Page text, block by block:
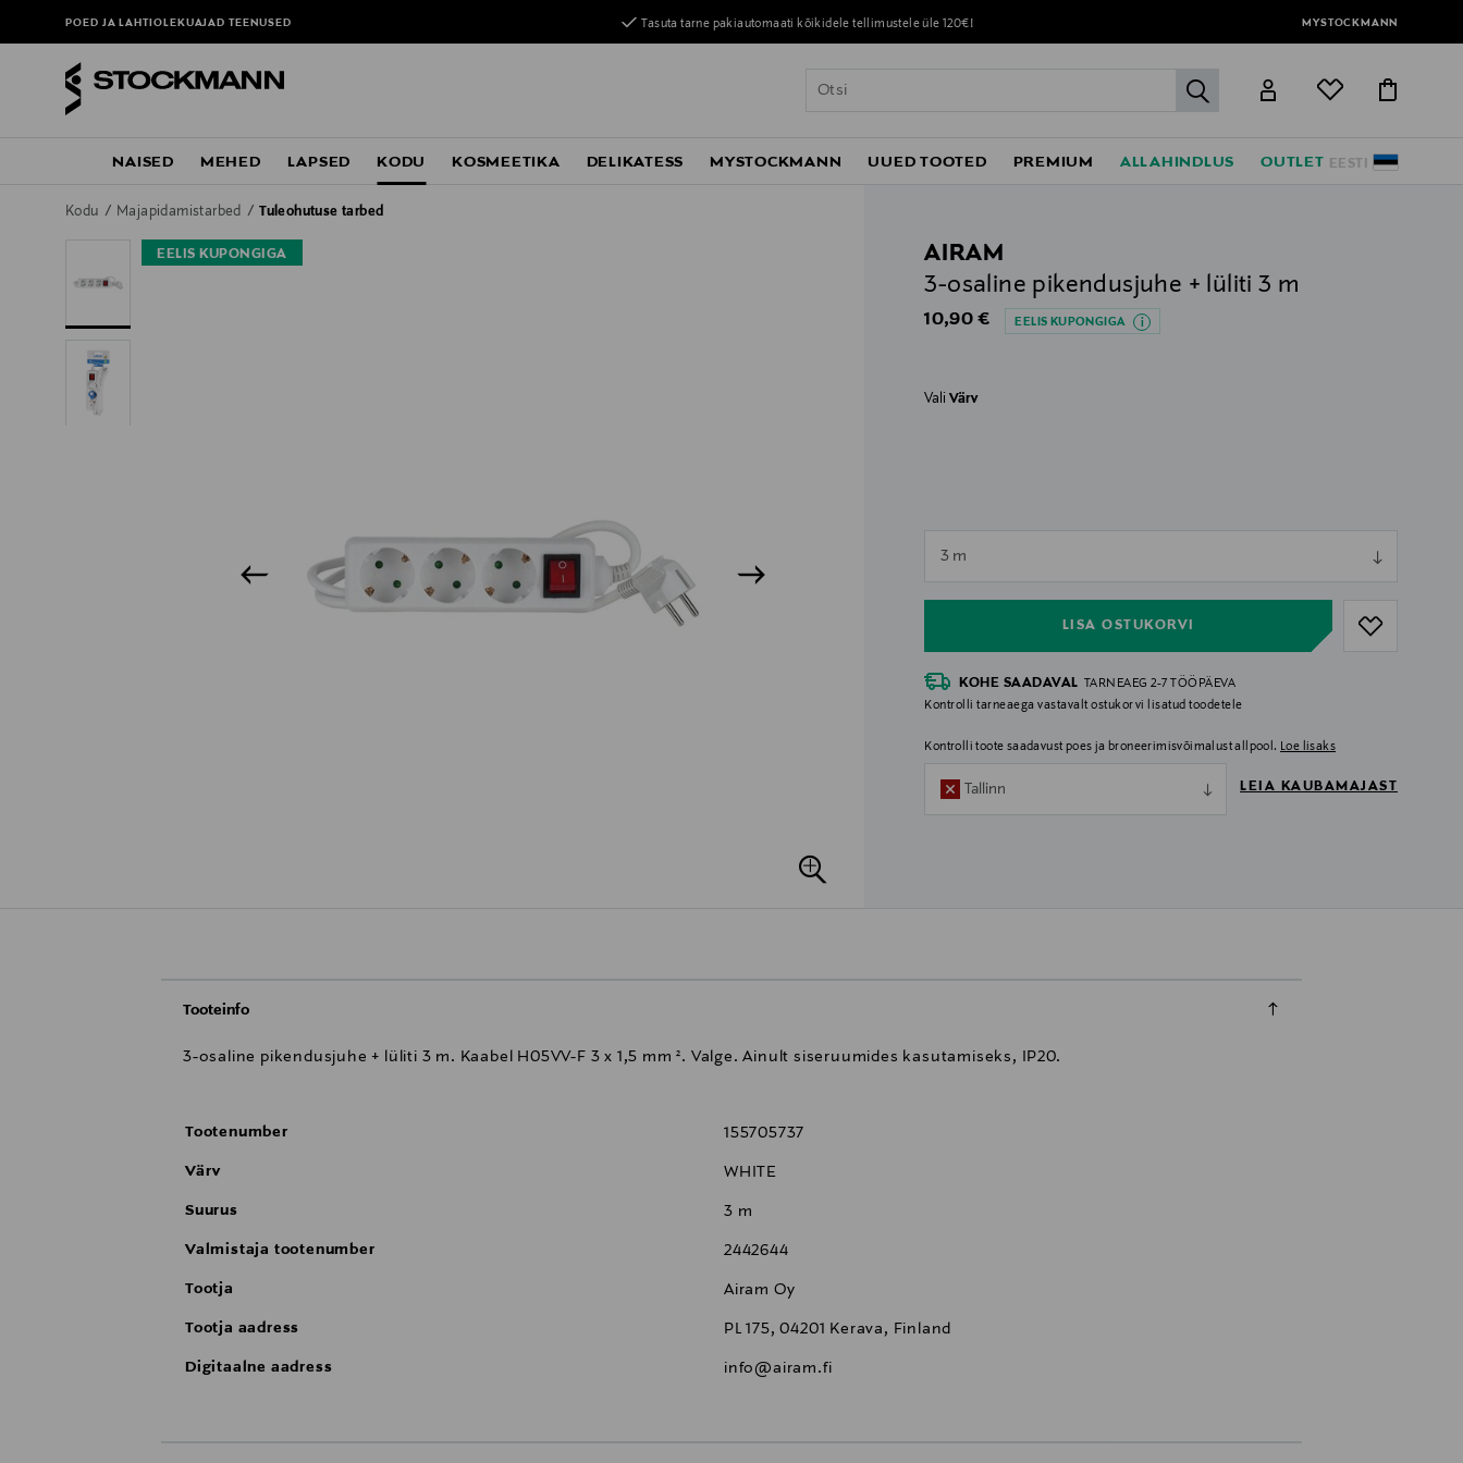
POED JA LAHTIOLEKUAJADTEENUSED Tasuta tarne pakiautomaati kõikidele tellimustele üle 120€! MYSTOCKMANN
label.header.go
EESTI
NAISED MEHED LAPSED KODU KOSMEETIKA DELIKATESS MYSTOCKMANN UUED TOOTED PREMIUM ALLAHINDLUS OUTLET
Kodu Majapidamistarbed Tuleohutuse tarbed
EELIS KUPONGIGA
AIRAM
3-osaline pikendusjuhe + lüliti 3 m
Original Price
10,90 € EELIS KUPONGIGA
ValiVärv
3 m
LISA OSTUKORVI
KOHE SAADAVAL
TARNEAEG 2-7 TÖÖPÄEVA
Kontrolli tarneaega vastavalt ostukorvi lisatud toodetele
Kontrolli toote saadavust poes ja broneerimisvõimalust allpool. Loe lisaks
Tallinn LEIA KAUBAMAJAST
Tooteinfo
3-osaline pikendusjuhe + lüliti 3 m. Kaabel H05VV-F 3 x 1,5 mm ². Valge. Ainult siseruumides kasutamiseks, IP20.
Tootenumber 155705737
Värv WHITE
Suurus 3 m
Valmistaja tootenumber 2442644
Tootja Airam Oy
Tootja aadress PL 175, 04201 Kerava, Finland
Digitaalne aadress info@airam.fi